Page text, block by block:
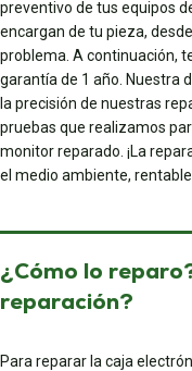
preventivo de tus equipos
encargan de tu pieza,
problema. A continuación,
garantía de 1 año. Nuestra
la precisión de nuestras
pruebas que realizamos
monitor reparado. ¡La
el medio ambiente,
¿Cómo lo
reparación?
Para reparar la caja